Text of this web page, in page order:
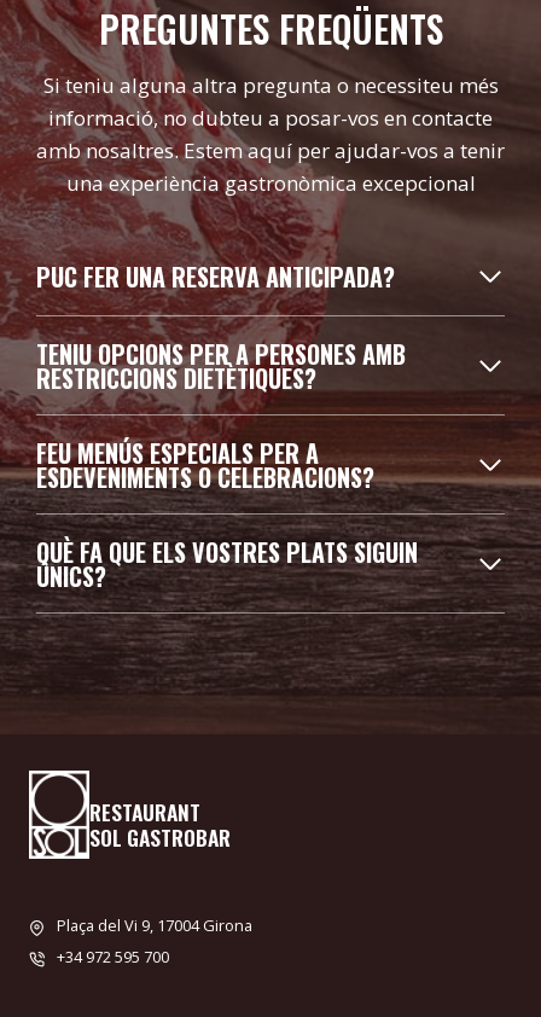
PREGUNTES FREQÜENTS
Si teniu alguna altra pregunta o necessiteu més
informació, no dubteu a posar-vos en contacte
amb nosaltres. Estem aquí per ajudar-vos a tenir
una experiència gastronòmica excepcional
PUC FER UNA RESERVA ANTICIPADA?
TENIU OPCIONS PER A PERSONES AMB
RESTRICCIONS DIETÈTIQUES?
FEU MENÚS ESPECIALS PER A
ESDEVENIMENTS O CELEBRACIONS?
QUÈ FA QUE ELS VOSTRES PLATS SIGUIN
ÚNICS?
RESTAURANT
SOL GASTROBAR
Plaça del Vi 9, 17004 Girona
+34 972 595 700